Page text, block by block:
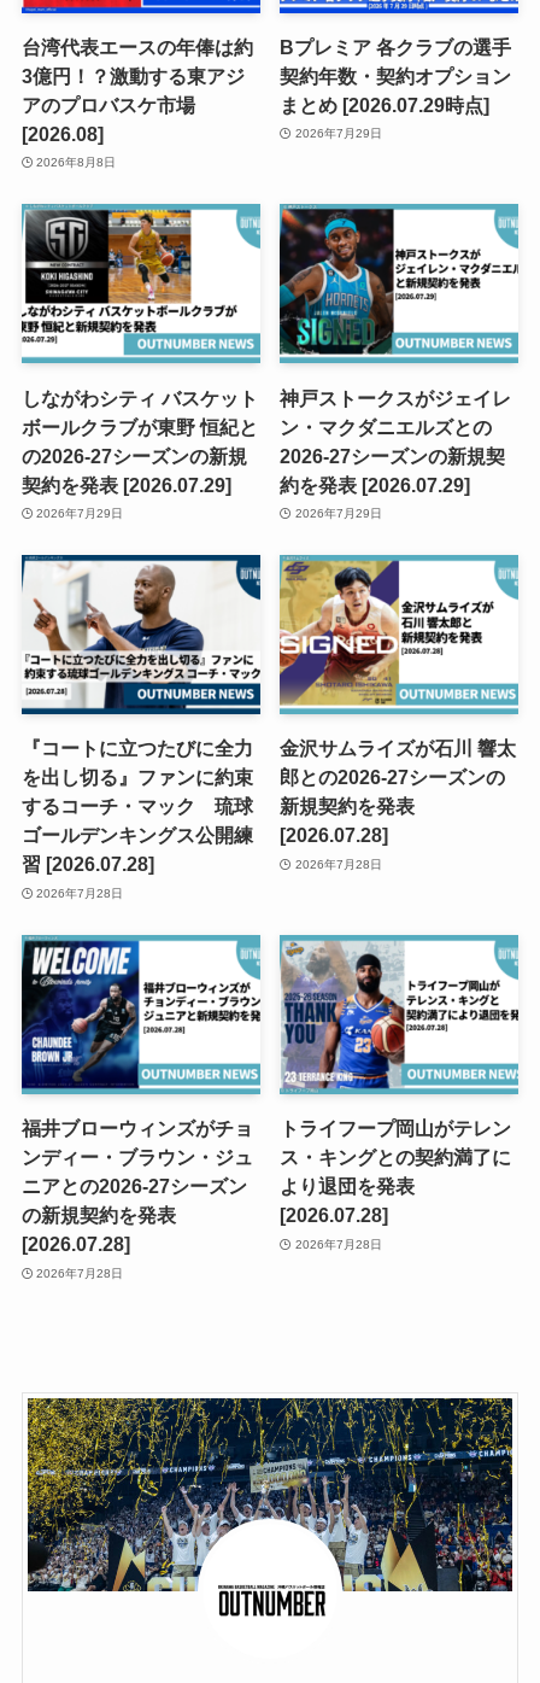
台湾代表エースの年俸は約
3億円！？激動する東アジ
アのプロバスケ市場
[2026.08]
2026年8月8日
Bプレミア 各クラブの選手
契約年数・契約オプション
まとめ [2026.07.29時点]
2026年7月29日
しながわシティ バスケット
ボールクラブが東野 恒紀と
の2026-27シーズンの新規
契約を発表 [2026.07.29]
2026年7月29日
神戸ストークスがジェイレ
ン・マクダニエルズとの
2026-27シーズンの新規契
約を発表 [2026.07.29]
2026年7月29日
『コートに立つたびに全力
を出し切る』ファンに約束
するコーチ・マック 琉球
ゴールデンキングス公開練
習 [2026.07.28]
2026年7月28日
金沢サムライズが石川 響太
郎との2026-27シーズンの
新規契約を発表
[2026.07.28]
2026年7月28日
福井ブローウィンズがチョ
ンディー・ブラウン・ジュ
ニアとの2026-27シーズン
の新規契約を発表
[2026.07.28]
2026年7月28日
トライフープ岡山がテレン
ス・キングとの契約満了に
より退団を発表
[2026.07.28]
2026年7月28日